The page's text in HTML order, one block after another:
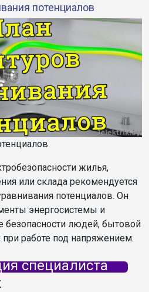
потенциалов
жилья,
или склада рекомендуется
потенциалов. Он
энергосистемы и
безопасности людей, бытовой
работе под напряжением.
специалиста